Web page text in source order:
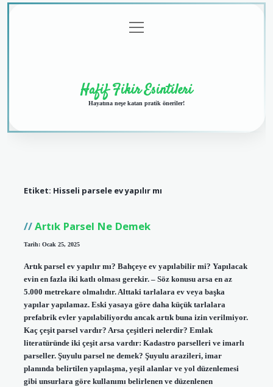
menüyü
aç
Hafif Fikir Esintileri
Hayatına neşe katan pratik öneriler!
Etiket: Hisseli parsele ev yapılır mı
Artık Parsel Ne Demek
Tarih: Ocak 25, 2025
Artık parsel ev yapılır mı? Bahçeye ev yapılabilir mi? Yapılacak
evin en fazla iki katlı olması gerekir. – Söz konusu arsa en az
5.000 metrekare olmalıdır. Alttaki tarlalara ev veya başka
yapılar yapılamaz. Eski yasaya göre daha küçük tarlalara
prefabrik evler yapılabiliyordu ancak artık buna izin verilmiyor.
Kaç çeşit parsel vardır? Arsa çeşitleri nelerdir? Emlak
literatüründe iki çeşit arsa vardır: Kadastro parselleri ve imarlı
parseller. Şuyulu parsel ne demek? Şuyulu arazileri, imar
planında belirtilen yapılaşma, yeşil alanlar ve yol düzenlemesi
gibi unsurlara göre kullanımı belirlenen ve düzenlenen